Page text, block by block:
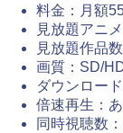
料金：月額
見放題アニ
見放題作品
画質：SD/
ダウンロー
倍速再生：あ
同時視聴数